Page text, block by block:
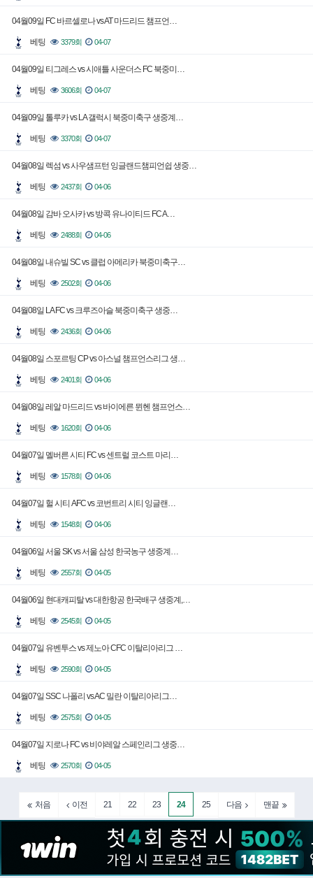
04월09일 FC 바르셀로나 vs AT 마드리드 챔프언…
베팅 3379회 04-07
04월09일 티그레스 vs 시애틀 사운더스 FC 북중미…
베팅 3606회 04-07
04월09일 톨루카 vs LA 갤럭시 북중미축구 생중계…
베팅 3370회 04-07
04월08일 렉섬 vs 사우샘프턴 잉글랜드챔피언쉽 생중…
베팅 2437회 04-06
04월08일 감바 오사카 vs 방콕 유나이티드 FC A…
베팅 2488회 04-06
04월08일 내슈빌 SC vs 클럽 아메리카 북중미축구…
베팅 2502회 04-06
04월08일 LA FC vs 크루즈아슬 북중미축구 생중…
베팅 2436회 04-06
04월08일 스포르팅 CP vs 아스널 챔프언스리그 생…
베팅 2401회 04-06
04월08일 레알 마드리드 vs 바이에른 뮌헨 챔프언스…
베팅 1620회 04-06
04월07일 멜버른 시티 FC vs 센트럴 코스트 마리…
베팅 1578회 04-06
04월07일 헐 시티 AFC vs 코번트리 시티 잉글랜…
베팅 1548회 04-06
04월06일 서울 SK vs 서울 삼성 한국농구 생중계…
베팅 2557회 04-05
04월06일 현대캐피탈 vs 대한항공 한국배구 생중계,…
베팅 2545회 04-05
04월07일 유벤투스 vs 제노아 CFC 이탈리아리그 …
베팅 2590회 04-05
04월07일 SSC 나폴리 vs AC 밀란 이탈리아리그…
베팅 2575회 04-05
04월07일 지로나 FC vs 비야레알 스페인리그 생중…
베팅 2570회 04-05
처음 이전 21 22 23 24 25 다음 맨끝